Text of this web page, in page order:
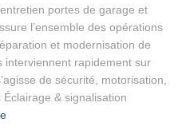
portes de garage et
l’ensemble des opérations
et modernisation de
interviennent rapidement sur
de sécurité, motorisation,
& signalisation